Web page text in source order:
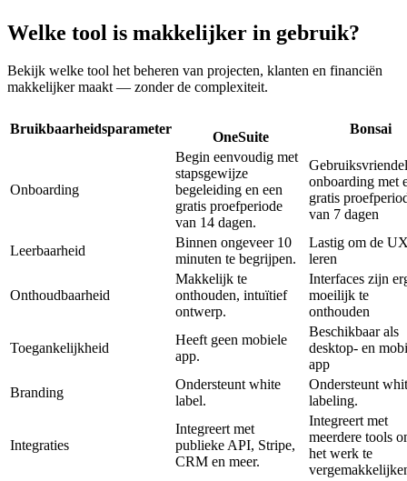
Welke tool is makkelijker in gebruik?
Bekijk welke tool het beheren van projecten, klanten en financiën
makkelijker maakt — zonder de complexiteit.
Bruikbaarheidsparameter
OneSuite
Bonsai
Onboarding
Begin eenvoudig met
stapsgewijze
begeleiding en een
gratis proefperiode
van 14 dagen.
onboarding met
gratis
van 7 dagen
Leerbaarheid
Binnen ongeveer 10
minuten te begrijpen.
Lastig om de
leren
Onthoudbaarheid
Makkelijk te
onthouden, intuïtief
ontwerp.
Interfaces zijn
moeilijk te
onthouden
Toegankelijkheid
Heeft geen mobiele
app.
Beschikbaar als
desktop- en
app
Branding
Ondersteunt white
label.
Ondersteunt
labeling.
Integraties
Integreert met
publieke API, Stripe,
CRM en meer.
Integreert met
meerdere tools
het werk te